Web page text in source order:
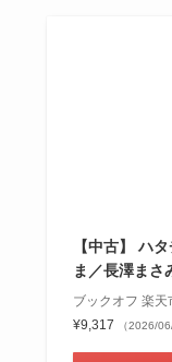
【中古】 ハ
ま／長澤まさ
ブックオフ 楽天
¥9,317
（2026/